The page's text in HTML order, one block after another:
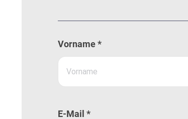
Vorname *
E-Mail *